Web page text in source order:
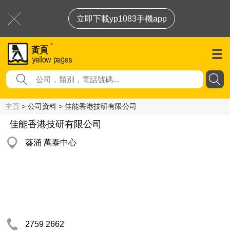
立即下載yp1083手機app
主頁 > 公司資料 > 佳能香港技研有限公司
佳能香港技研有限公司
葵涌 萬泰中心
2759 2662